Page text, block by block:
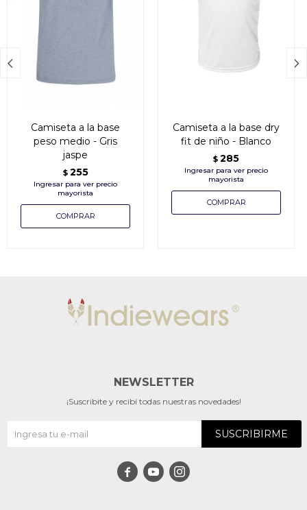
Camiseta a la base
peso medio - Gris
jaspe
$ 255
Camiseta a la base dry
fit de niño - Blanco
$ 285
 
NEWSLETTER
¡Suscribite y recibí todas nuestras novedades!
SUSCRIBIRME
  